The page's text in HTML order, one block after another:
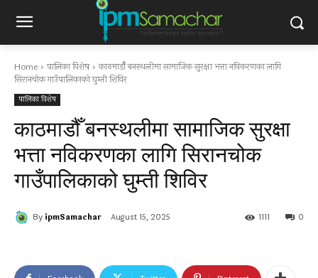
Home पालिका विशेष
काठमाडौँ बनस्थलीमा सामाजिक सुरक्षा भत्ता नविकरणका लागि
सिरानचोक गाउँपालिकाको घुम्ती शिविर
पालिका विशेष
काठमाडौँ बनस्थलीमा सामाजिक सुरक्षा
भत्ता नविकरणका लागि सिरानचोक
गाउँपालिकाको घुम्ती शिविर
By ipmSamachar August 15, 2025 0
1111